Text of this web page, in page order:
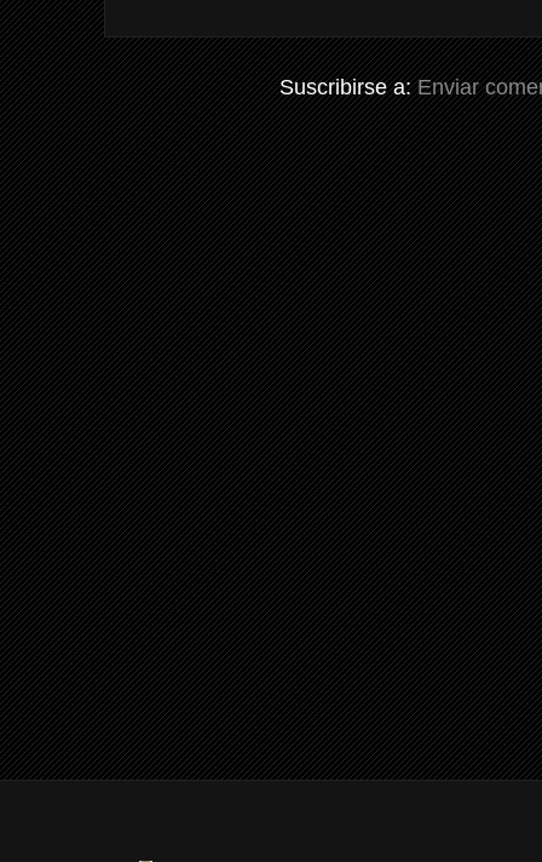
Suscribirse a:Enviar